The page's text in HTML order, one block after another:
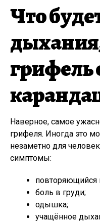
Что
грифель
Наверное, самое
грифеля. Иногда это
незаметно для
симптомы:
повторяющийся
боль в груди;
одышка;
учащённое